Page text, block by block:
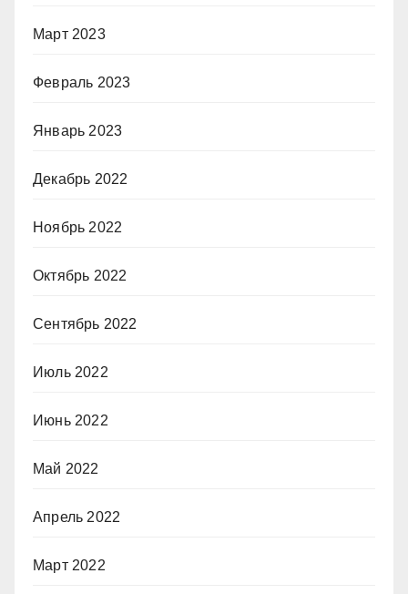
Март 2023
Февраль 2023
Январь 2023
Декабрь 2022
Ноябрь 2022
Октябрь 2022
Сентябрь 2022
Июль 2022
Июнь 2022
Май 2022
Апрель 2022
Март 2022